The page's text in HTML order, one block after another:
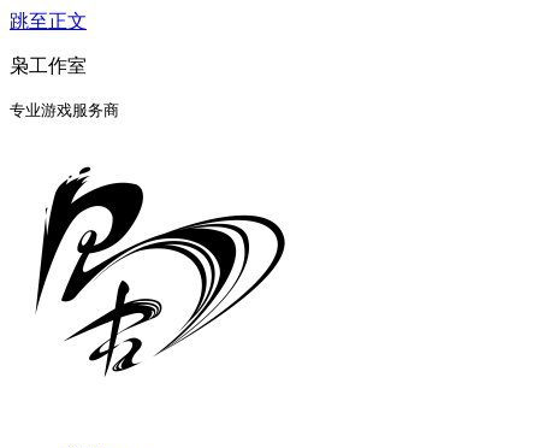
跳至正文
枭工作室
专业游戏服务商